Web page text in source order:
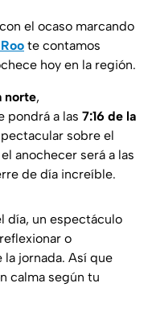
el ocaso marcando
te contamos
hoy en la región.
norte,
pondrá a las 7:16 de la
sobre el
el anochecer será a las
de día increíble.
día, un espectáculo
o
jornada. Así que
calma según tu